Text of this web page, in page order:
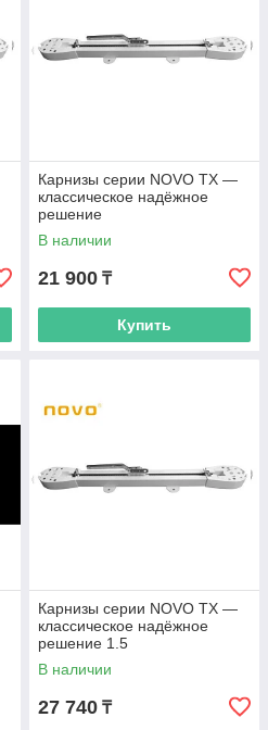
Карнизы серии NOVO TX —
классическое надёжное
решение
В наличии
21 900 ₸
Купить
Карнизы серии NOVO TX —
классическое надёжное
решение 1.5
В наличии
27 740 ₸